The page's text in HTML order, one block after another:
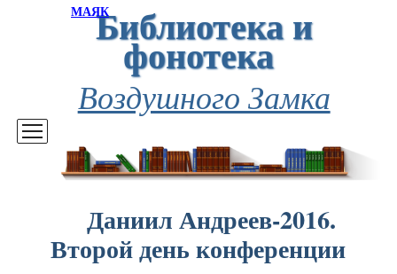
МАЯКБиблиотека и
фонотека
Воздушного Замка
Даниил Андреев-2016.
Второй день конференции